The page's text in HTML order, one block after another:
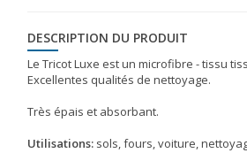
DESCRIPTION DU PRODUIT
Le Tricot Luxe est un microfibre - tissu
Excellentes qualités de nettoyage.
Très épais et absorbant.
Utilisations: sols, fours, voiture,